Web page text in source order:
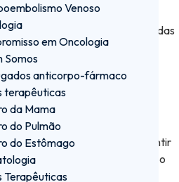
Venoso
em Oncologia
Somos
anticorpo-fármaco
terapêuticas
da Mama
do Pulmão
do Estômago
Terapêuticas
informação
inquiridos tomam medidas
sobre a doença
lacuna em termos de
sobre quem pode ser
mama
nosso trabalho de forma a garantir
a informações precisas sobre o
em melhorar a